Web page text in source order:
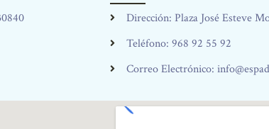
Dirección: Plaza José Esteve
Teléfono: 968 92 55 92
Correo Electrónico: